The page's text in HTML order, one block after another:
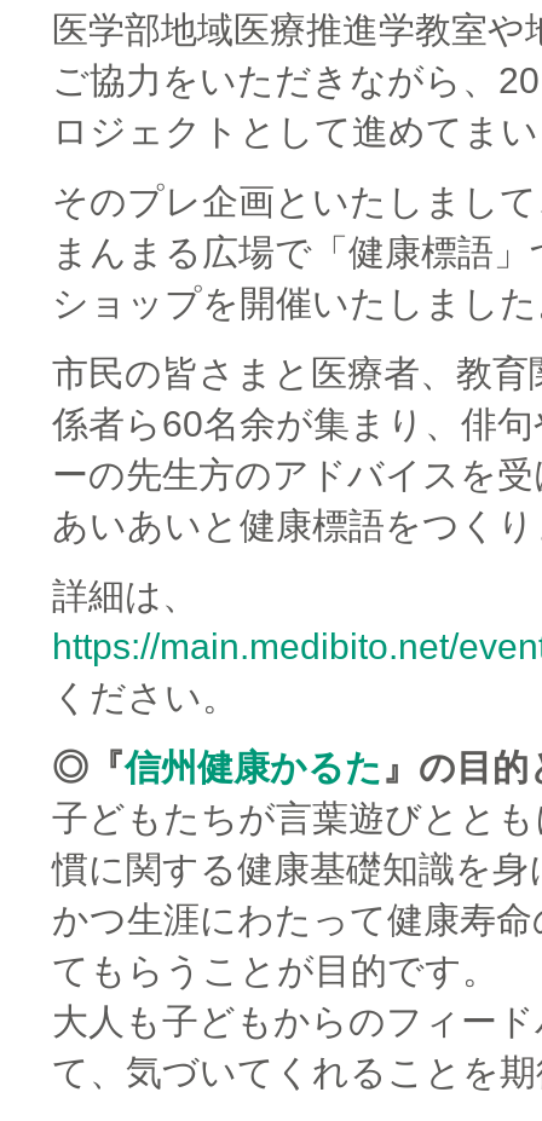
医学部地域医療推進学教室や
ご協力をいただきながら、
ロジェクトとして進めてま
そのプレ企画といたしまし
まんまる広場で「健康標語
ショップを開催いたしまし
市民の皆さまと医療者、教育
係者ら60名余が集まり、俳
ーの先生方のアドバイスを
あいあいと健康標語をつく
詳細は、
https://main.medibito.net/
ください。
◎『信州健康かるた』の目的
子どもたちが言葉遊びとと
慣に関する健康基礎知識を
かつ生涯にわたって健康寿
てもらうことが目的です。
大人も子どもからのフィー
て、気づいてくれることを